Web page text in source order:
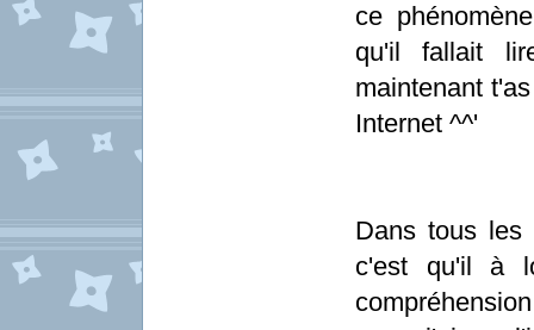
ce
qu'il fallait
maintenant
Internet ^^'
Dans tous
c'est qu'il à